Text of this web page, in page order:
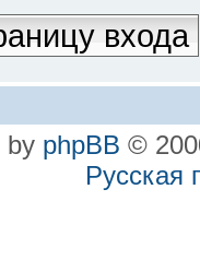
входа
by phpBB ©
Русская